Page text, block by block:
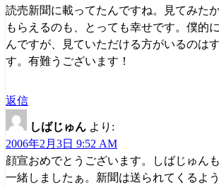
読売新聞に載ってたんですね。見てみた
もらえるのも、とっても幸せです。僕的
んですが、見ていただける方がいるのは
す。有難うございます！
返信
しばじゅん より:
2006年2月3日 9:52 AM
顔宣おめでとうございます。しばじゅん
一緒しましたぁ。新聞は送られてくるよ